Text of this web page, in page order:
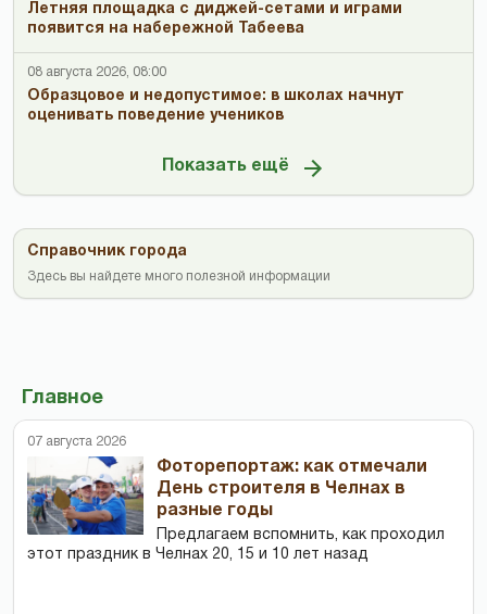
Летняя площадка с диджей-сетами и играми
появится на набережной Табеева
08 августа 2026, 08:00
Образцовое и недопустимое: в школах начнут
оценивать поведение учеников
Показать ещё
Справочник города
Здесь вы найдете много полезной информации
Главное
07 августа 2026
Фоторепортаж: как отмечали
День строителя в Челнах в
разные годы
Предлагаем вспомнить, как проходил
этот праздник в Челнах 20, 15 и 10 лет назад